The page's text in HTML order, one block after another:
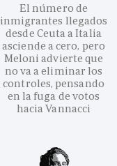
El número de
inmigrantes llegados
desde Ceuta a Italia
asciende a cero, pero
Meloni advierte que
no va a eliminar los
controles, pensando
en la fuga de votos
hacia Vannacci